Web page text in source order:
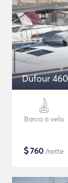
Dufour
Barca a vela
$760 /notte